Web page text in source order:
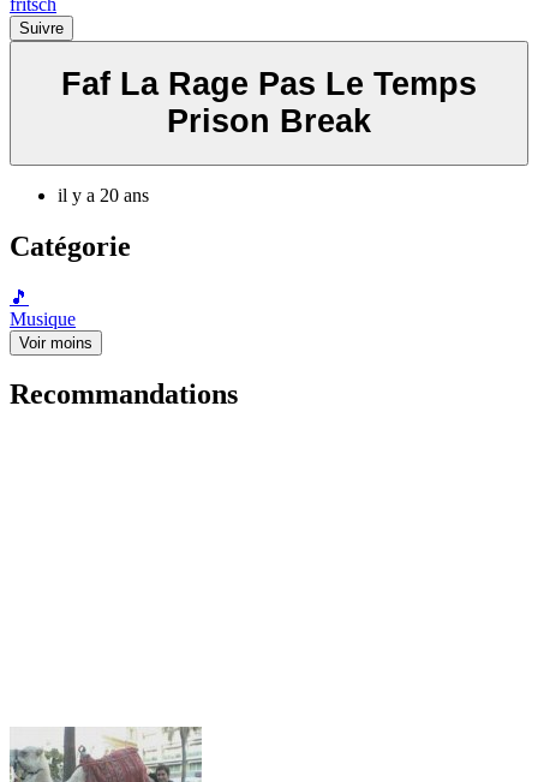
fritsch
Suivre
Faf La Rage Pas Le Temps
Prison Break
il y a 20 ans
Catégorie
🎵
Musique
Voir moins
Recommandations